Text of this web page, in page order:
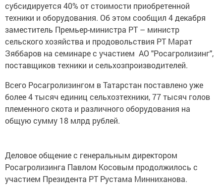
субсидируется 40% от стоимости приобретенной
техники и оборудования. Об этом сообщил 4 декабря
заместитель Премьер-министра РТ – министр
сельского хозяйства и продовольствия РТ Марат
Зяббаров на семинаре с участием АО "Росагролизинг",
поставщиков техники и сельхозпроизводителей.
Всего Росагролизингом в Татарстан поставлено уже
более 4 тысяч единиц сельхозтехники, 77 тысяч голов
племенного скота и различного оборудования на
общую сумму 18 млрд рублей.
Деловое общение с генеральным директором
Росагролизинга Павлом Косовым продолжилось с
участием Президента РТ Рустама Минниханова.